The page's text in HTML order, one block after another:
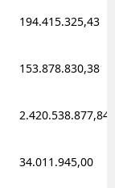
194.415.325,43
153.878.830,38
2.420.538.877,84
34.011.945,00